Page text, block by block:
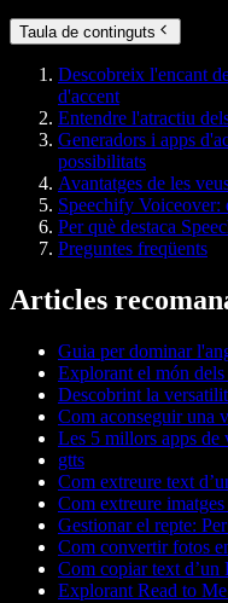
Taula de continguts
Descobreix l'encant
d'accent
Entendre l'atractiu
Generadors i apps
possibilitats
Avantatges de les
Speechify Voiceover:
Per què destaca
Preguntes freqüents
Articles
Guia per dominar
Explorant el món dels
Descobrint la
Com aconseguir una
Les 5 millors apps de
gtts
Com extreure text
Com extreure
Gestionar el repte:
Com convertir fotos
Com copiar text d’un
Explorant Read to